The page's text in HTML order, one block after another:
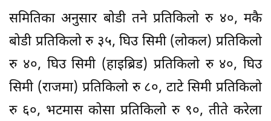
समितिका अनुसार बोडी तने प्रतिकिलो रु ४०, मकै
बोडी प्रतिकिलो रु ३५, घिउ सिमी (लोकल) प्रतिकिलो
रु ४०, घिउ सिमी (हाइब्रिड) प्रतिकिलो रु ४०, घिउ
सिमी (राजमा) प्रतिकिलो रु ८०, टाटे सिमी प्रतिकिलो
रु ६०, भटमास कोसा प्रतिकिलो रु ९०, तीते करेला